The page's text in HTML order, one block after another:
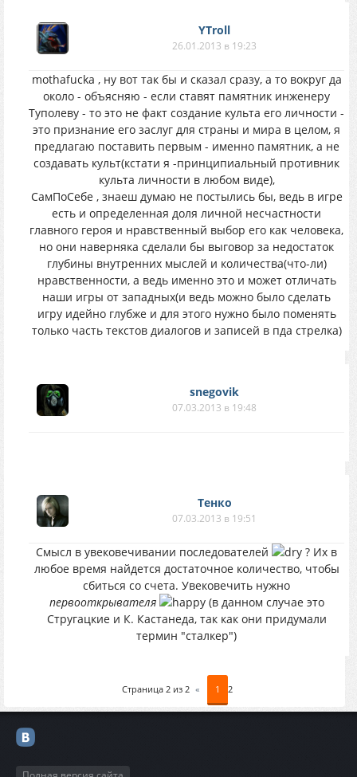
YTroll
26.01.2013 в 19:23
mothafucka , ну вот так бы и сказал сразу, а то вокруг да
около - объясняю - если ставят памятник инженеру
Туполеву - то это не факт создание культа его личности -
это признание его заслуг для страны и мира в целом, я
предлагаю поставить первым - именно памятник, а не
создавать культ(кстати я -принципиальный противник
культа личности в любом виде),
СамПоСебе , знаеш думаю не постылись бы, ведь в игре
есть и определенная доля личной несчастности
главного героя и нравственный выбор его как человека,
но они наверняка сделали бы выговор за недостаток
глубины внутренних мыслей и количества(что-ли)
нравственности, а ведь именно это и может отличать
наши игры от западных(и ведь можно было сделать
игру идейно глубже и для этого нужно было поменять
только часть текстов диалогов и записей в пда стрелка)
snegovik
07.03.2013 в 19:48
Тенко
07.03.2013 в 19:51
Смысл в увековечивании последователей
? Их в
любое время найдется достаточное количество, чтобы
сбиться со счета. Увековечить нужно
первооткрывателя
(в данном случае это
Стругацкие и К. Кастанеда, так как они придумали
термин "сталкер")
Страница 2 из 2 « 1 2